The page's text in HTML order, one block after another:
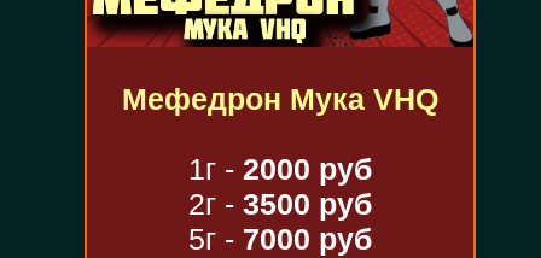
Мефедрон Мука VHQ
1г - 2000 руб
2г - 3500 руб
5г - 7000 руб